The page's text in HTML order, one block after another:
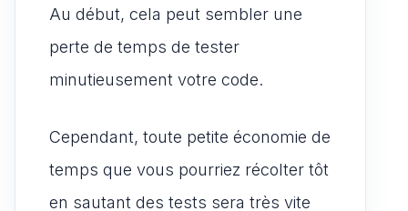
Au début, cela peut sembler une
perte de temps de tester
minutieusement votre code.
Cependant, toute petite économie de
temps que vous pourriez récolter tôt
en sautant des tests sera très vite